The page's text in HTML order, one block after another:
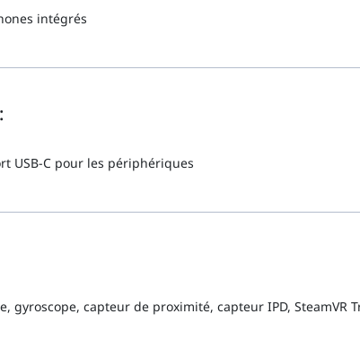
intégrés
USB-C pour les périphériques
gyroscope, capteur de proximité, capteur IPD, SteamVR